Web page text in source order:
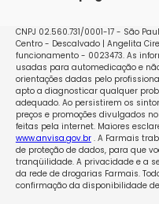
CNPJ 02.560.731/0001-17 - São
Centro - Descalvado | Angelita
funcionamento - 0023473. As
usadas para automedicação e
orientações dadas pelo
apto a diagnosticar qualquer
adequado. Ao persistirem os
preços e promoções divulgados
feitas pela internet. Maiores
www.anvisa.gov.br. A Farmais
de proteção de dados, para que
tranqüilidade. A privacidade e a
da rede de drogarias Farmais.
confirmação da disponibilidade